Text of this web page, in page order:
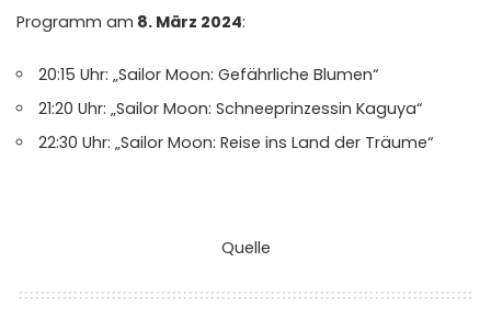
Programm am 8. März 2024:
20:15 Uhr: „Sailor Moon: Gefährliche Blumen“
21:20 Uhr: „Sailor Moon: Schneeprinzessin Kaguya“
22:30 Uhr: „Sailor Moon: Reise ins Land der Träume“
Quelle